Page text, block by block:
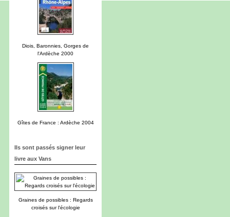
Diois, Baronnies, Gorges de
l'Ardèche 2000
Gîtes de France : Ardèche 2004
Ils sont passés signer leur
livre aux Vans
Graines de possibles : Regards
croisés sur l'écologie